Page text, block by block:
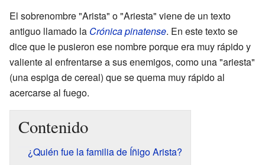
El sobrenombre "Arista" o "Ariesta" viene de un texto
antiguo llamado la Crónica pinatense. En este texto se
dice que le pusieron ese nombre porque era muy rápido y
valiente al enfrentarse a sus enemigos, como una "ariesta"
(una espiga de cereal) que se quema muy rápido al
acercarse al fuego.
Contenido
¿Quién fue la familia de Íñigo Arista?